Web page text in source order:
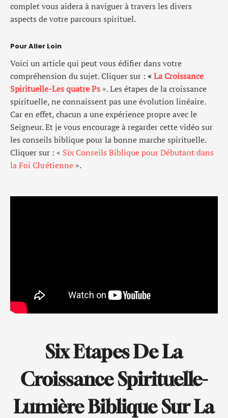
complet vous aidera à naviguer à travers les divers
aspects de votre parcours spirituel.
Pour Aller Loin
Voici un article qui peut vous édifier dans votre
compréhension du sujet. Cliquer sur : «La Croissance
Spirituelle-Les quatre Ps ». Les étapes de la croissance
spirituelle, ne connaissent pas une évolution linéaire.
Car en effet, chacun a une expérience propre avec le
Seigneur. Et je vous encourage à regarder cette vidéo sur
les conseils biblique pour la bonne marche spirituelle.
Cliquer sur : « Six Conseils Biblique pour Débutant dans
la Foi Chrétienne ».
Six Etapes De La
Croissance Spirituelle-
Lumière Biblique Sur La